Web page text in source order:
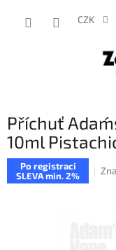
CZK
Příchuť
10ml
Po registraci
SLEVA min. 2%